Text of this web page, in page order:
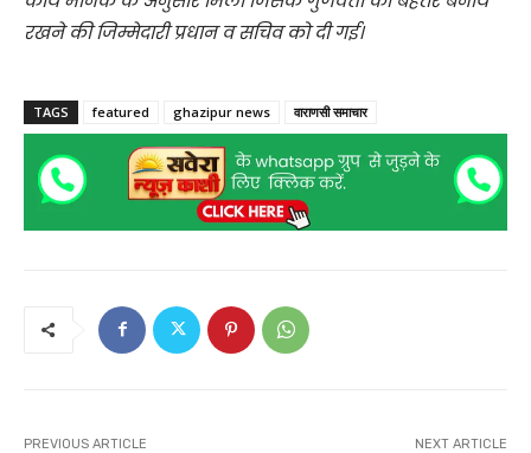
रखने की जिम्मेदारी प्रधान व सचिव को दी गई।
TAGS featured ghazipur news वाराणसी समाचार
PREVIOUS ARTICLE NEXT ARTICLE